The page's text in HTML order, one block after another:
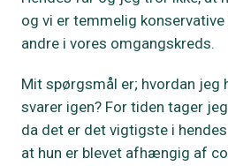
og vi er temmelig
andre i vores omgangskreds.
Mit spørgsmål er; hvordan jeg
svarer igen? For tiden tager
da det er det vigtigste i
at hun er blevet afhængig af